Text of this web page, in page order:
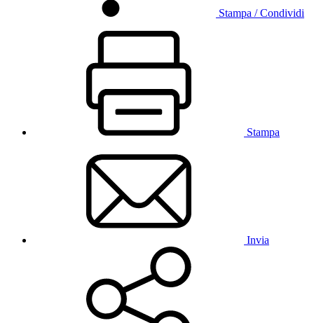
Stampa / Condividi
Stampa
Invia